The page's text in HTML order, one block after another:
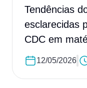
Tendências
esclarecidas
CDC em
12/05/2026